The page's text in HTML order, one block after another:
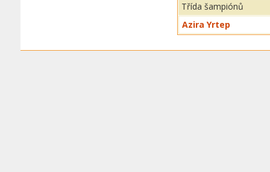
Třída šampiónů
Azira Yrtep